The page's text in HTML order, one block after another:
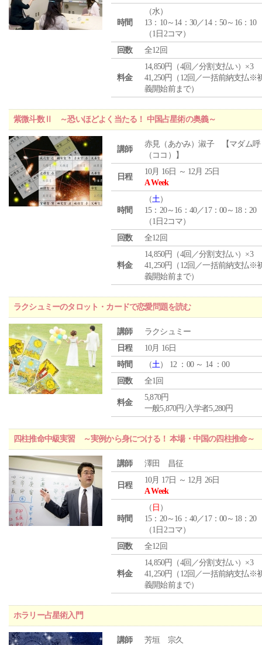
時間
（水）
13：10～14：30／14：50～16：10
（1日2コマ）
回数
全12回
料金
14,850円（4回／分割支払い）×3
41,250円（12回／一括前納支払※
義開始前まで）
紫微斗数Ⅱ ～恐いほどよく当たる！ 中国占星術の奥義～
講師
赤見（あかみ）淑子 【マダム呼
（ココ）】
日程
10月 16日 ～ 12月 25日
A Week
時間
（土）
15：20～16：40／17：00～18：20
（1日2コマ）
回数
全12回
料金
14,850円（4回／分割支払い）×3
41,250円（12回／一括前納支払※
義開始前まで）
ラクシュミーのタロット・カードで恋愛問題を読む
講師
ラクシュミー
日程
10月 16日
時間
（土） 12 ：00 ～ 14 ：00
回数
全1回
料金
5,870円
一般5,870円/入学者5,280円
四柱推命中級実習 ～実例から身につける！ 本場・中国の四柱推命～
講師 澤田 昌征
日程
10月 17日 ～ 12月 26日
A Week
時間
（ 日 ）
15：20～16：40／17：00～18：20
（1日2コマ）
回数
全12回
料金
14,850円（4回／分割支払い）×3
41,250円（12回／一括前納支払※
義開始前まで）
ホラリー占星術入門
講師 芳垣 宗久